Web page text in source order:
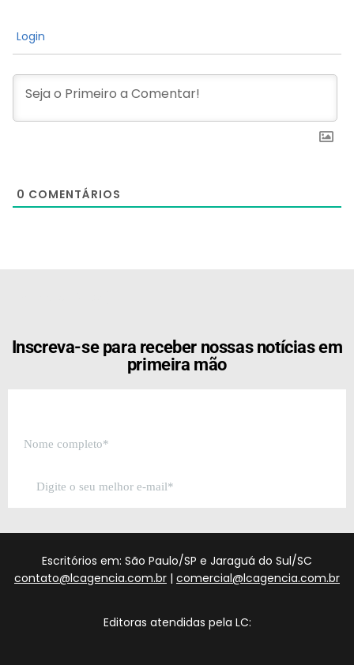
Login
0 COMENTÁRIOS
Inscreva-se para receber nossas notícias em
primeira mão
Escritórios em: São Paulo/SP e Jaraguá do Sul/SC
contato@lcagencia.com.br | comercial@lcagencia.com.br
Editoras atendidas pela LC: